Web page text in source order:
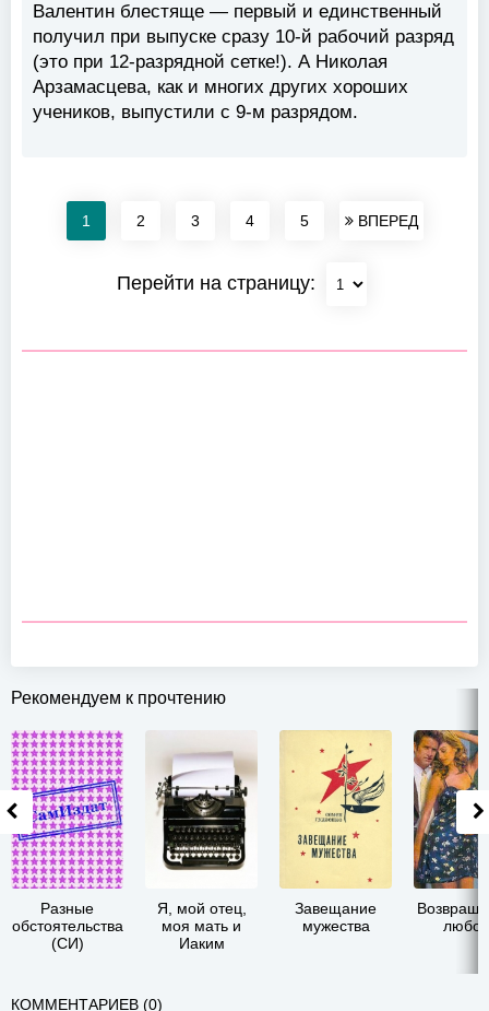
Валентин блестяще — первый и единственный
получил при выпуске сразу 10-й рабочий разряд
(это при 12-разрядной сетке!). А Николая
Арзамасцева, как и многих других хороших
учеников, выпустили с 9-м разрядом.
1 2 3 4 5 ВПЕРЕД
Перейти на страницу:
Рекомендуем к прочтению
Разные
обстоятельства
(СИ)
Я, мой отец,
моя мать и
Иаким
Завещание
мужества
КОММЕНТАРИЕВ (0)